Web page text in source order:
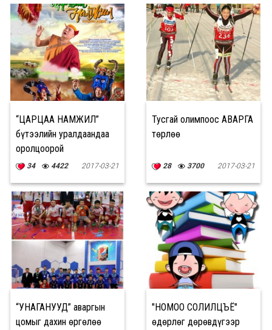
“ЦАРЦАА НАМЖИЛ”
бүтээлийн уралдаандаа
оролцоорой
34 4422 2017-03-21
Тусгай олимпоос АВАРГА
төрлөө
28 3700 2017-03-21
“УНАГАНУУД” аваргын
цомыг дахин өргөлөө
"НОМОО СОЛИЛЦЪЁ"
өдөрлөг дөрөвдүгээр